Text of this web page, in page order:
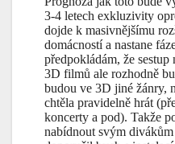
3-4 letech exkluzivity
dojde k masivnějšímu
domácností a nastane
předpokládám, že
3D filmů ale rozhodně
budou ve 3D jiné žánry,
chtěla pravidelně hrát
koncerty a pod). Takže
nabídnout svým